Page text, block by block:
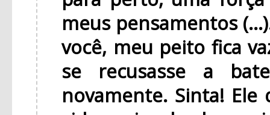
meus pensamentos
você, meu peito fica
se recusasse a
novamente. Sinta! Ele